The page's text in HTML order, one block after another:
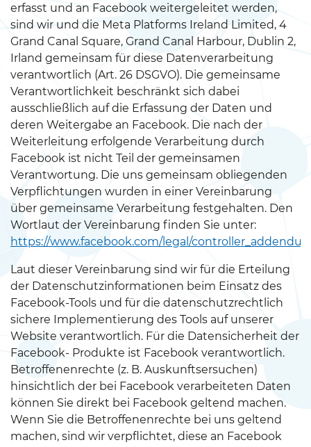
erfasst und an Facebook weitergeleitet werden,
sind wir und die Meta Platforms Ireland Limited, 4
Grand Canal Square, Grand Canal Harbour, Dublin 2,
Irland gemeinsam für diese Datenverarbeitung
verantwortlich (Art. 26 DSGVO). Die gemeinsame
Verantwortlichkeit beschränkt sich dabei
ausschließlich auf die Erfassung der Daten und
deren Weitergabe an Facebook. Die nach der
Weiterleitung erfolgende Verarbeitung durch
Facebook ist nicht Teil der gemeinsamen
Verantwortung. Die uns gemeinsam obliegenden
Verpflichtungen wurden in einer Vereinbarung
über gemeinsame Verarbeitung festgehalten. Den
Wortlaut der Vereinbarung finden Sie unter:
https://www.facebook.com/legal/
Laut dieser Vereinbarung sind wir für die Erteilung
der Datenschutzinformationen beim Einsatz des
Facebook-Tools und für die datenschutzrechtlich
sichere Implementierung des Tools auf unserer
Website verantwortlich. Für die Datensicherheit der
Facebook- Produkte ist Facebook verantwortlich.
Betroffenenrechte (z. B. Auskunftsersuchen)
hinsichtlich der bei Facebook verarbeiteten Daten
können Sie direkt bei Facebook geltend machen.
Wenn Sie die Betroffenenrechte bei uns geltend
machen, sind wir verpflichtet, diese an Facebook